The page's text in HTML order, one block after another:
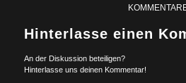
Hinterlasse einen
An der Diskussion beteiligen?
Hinterlasse uns deinen Kommentar!